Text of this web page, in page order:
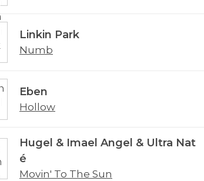
Linkin Park
Numb
Eben
Hollow
Hugel & Imael Angel & Ultra Nat
é
Movin' To The Sun